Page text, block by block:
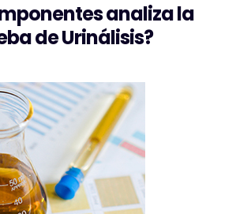
analiza la
de Urinálisis?